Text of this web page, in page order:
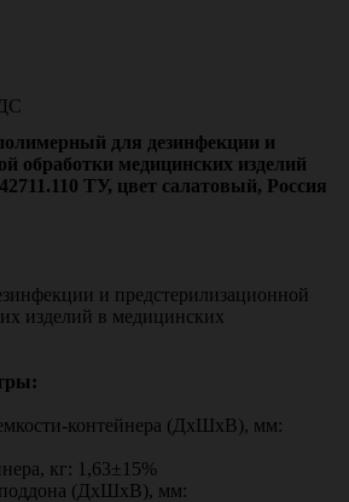
для дезинфекции и
обработки медицинских изделий
ТУ, цвет салатовый, Россия
и предстерилизационной
изделий в медицинских
контейнера (ДхШхВ), мм:
кг: 1,63±15%
(ДхШхВ), мм: